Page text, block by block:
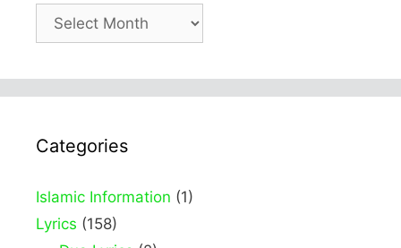
Archives
Categories
Islamic Information (1)
Lyrics (158)